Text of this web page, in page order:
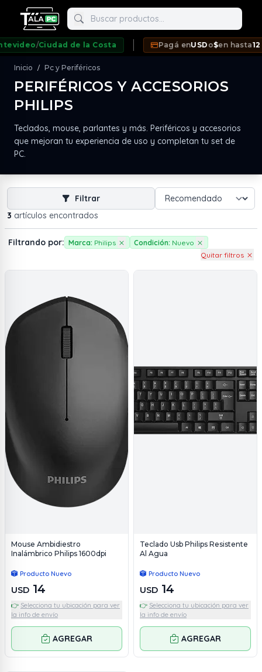
Buscar productos
/ Ciudad de la Costa Pagá enUSDo$en hasta12
Inicio / Pc y Periféricos
PERIFÉRICOS Y ACCESORIOS
PHILIPS
Teclados, mouse, parlantes y más. Periféricos y accesorios
que mejoran tu experiencia de uso y completan tu set de
PC.
3 artículos encontrados
Filtrar
Filtrando por: Marca: Philips Condición: Nuevo
Quitar filtros
Mouse Ambidiestro
Inalámbrico Philips 1600dpi
Producto Nuevo
USD 14
👉 Selecciona tu ubicación para ver
la info de envío
AGREGAR
Teclado Usb Philips Resistente
Al Agua
Producto Nuevo
USD 14
👉 Selecciona tu ubicación para ver
la info de envío
AGREGAR